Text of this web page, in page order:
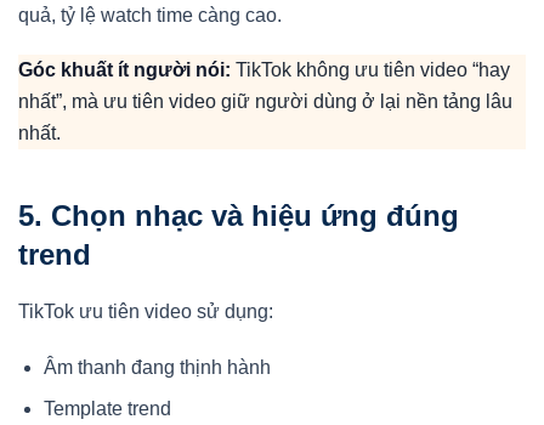
quả, tỷ lệ watch time càng cao.
Góc khuất ít người nói: TikTok không ưu tiên video “hay
nhất”, mà ưu tiên video giữ người dùng ở lại nền tảng lâu
nhất.
5. Chọn nhạc và hiệu ứng đúng
trend
TikTok ưu tiên video sử dụng:
Âm thanh đang thịnh hành
Template trend